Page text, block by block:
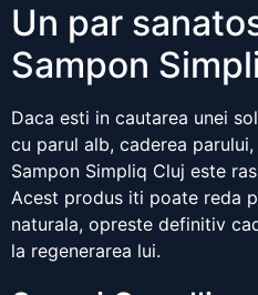
Un par
Sampon
Daca esti in cautarea unei
cu parul alb, caderea
Sampon Simpliq Cluj este
Acest produs iti poate reda
naturala, opreste definitiv
la regenerarea lui.